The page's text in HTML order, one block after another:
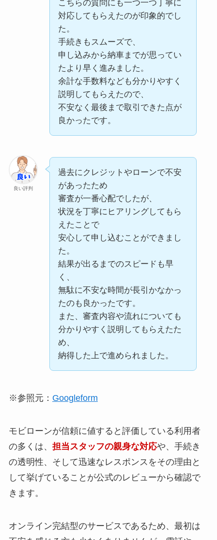
は良かったです。
希望の車があまりなかったの
はありましたが、
自分が知らない車を教えても
らい、
車の種類が豊富だなと思いま
した。
良い評判
ンスが早く、
こちらの質問にも一つ一つ丁
寧に
対応してもらえたのが印象的
でした。
手続きもスムーズで、
ていたより早く進みました。
すく説明してもらえたので、
不安なく最後まで取引できた
点が良かったです。
金利や手数料がかからない点
納車までの流れもスムーズで
た。
全体的に対応が丁寧で満足し
ています。
助かりました。
毎月の返済額も少額で払えて
てもらえたので、
た。
他社で断られていた状況でも
相談に乗ってもらえ、
状況に合ったプランを提案し
てもらえた点が良かった。
電話や案内の対応が丁寧で、
強引な勧誘もなく、
過去の信用情報に少し不安が
ありましたが、
状況を丁寧にヒアリングして
もらえたことで
前向きに審査を進めてもらえ
必要書類や流れの説明も分か
審査結果が出るまでが早かっ
た点も安心感につながりまし
た。
途中経過の連絡があったのも
ため
が、
事前に丁寧な説明があり、
どのような流れで進むのかを
理解した上で
申し込めたのが良かったで
たより早く出て、
無駄に待たされることがなく
また、店員が懸命に探してく
れたので感謝です
希望していた車種は在庫にあ
りませんでしたが、
条件に近い車をいくつか提案
してもらえました。
年式や走行距離の説明もあ
は良かったです。
希望の車があまりなかったの
はありましたが、
自分が知らない車を教えても
らい、
した。
在庫車両の台数が多く、
年式・走行距離・価格を比較
しながら、
ことができた。
条件（予算・年式・走行距
近い車両をすぐに探して取り
寄せてもらえた。
整備やクリーニングが行き届
いており、
中古車でも不安を感じること
コストパフォーマンスに満足
こちらの質問にも一つ一つ丁寧に
対応してもらえたのが印象的でし
た。
手続きもスムーズで、
申し込みから納車までが思ってい
たより早く進みました。
余計な手数料なども分かりやすく
説明してもらえたので、
不安なく最後まで取引できた点が
良かったです。
良い評判
過去にクレジットやローンで不安
があったため
審査が一番心配でしたが、
状況を丁寧にヒアリングしてもら
えたことで
安心して申し込むことができまし
た。
結果が出るまでのスピードも早
く、
無駄に不安な時間が長引かなかっ
たのも良かったです。
また、審査内容や流れについても
分かりやすく説明してもらえたた
め、
納得した上で進められました。
※参照元： Googleform
モビローンが信頼に値すると評価している利用者
の多くは、 担当スタッフの親身な対応や、手続き
の透明性、そして迅速なレスポンスをその理由と
して挙げていることが公式のレビューから確認で
きます。
オンライン完結型のサービスであるため、最初は